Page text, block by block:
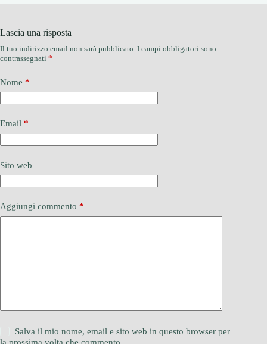
Lascia una risposta
Il tuo indirizzo email non sarà pubblicato. I campi obbligatori sono
contrassegnati *
Nome *
Email *
Sito web
Aggiungi commento *
Salva il mio nome, email e sito web in questo browser per